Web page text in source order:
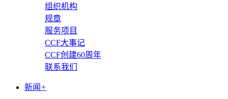
组织机构
规章
服务项目
CCF大事记
CCF创建60周年
联系我们
新闻 +